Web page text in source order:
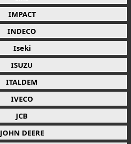
IMPACT
INDECO
Iseki
ISUZU
ITALDEM
IVECO
JCB
JOHN DEERE